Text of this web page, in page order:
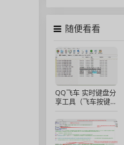
随便看看
QQ飞车 实时键盘分
享工具（飞车按键显
示）直播专用版